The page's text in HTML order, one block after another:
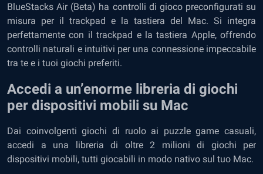
BlueStacks Air (Beta) ha controlli di gioco preconfigurati su
misura per il trackpad e la tastiera del Mac. Si integra
perfettamente con il trackpad e la tastiera Apple, offrendo
controlli naturali e intuitivi per una connessione impeccabile
tra te e i tuoi giochi preferiti.
Accedi a un’enorme libreria di giochi
per dispositivi mobili su Mac
Dai coinvolgenti giochi di ruolo ai puzzle game casuali,
accedi a una libreria di oltre 2 milioni di giochi per
dispositivi mobili, tutti giocabili in modo nativo sul tuo Mac.